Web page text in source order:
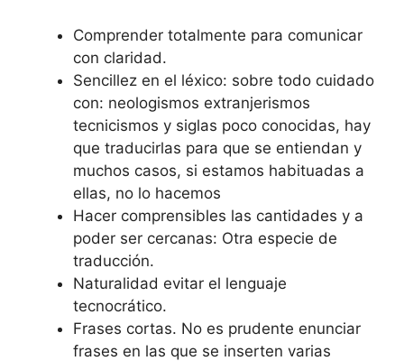
Comprender totalmente para comunicar
con claridad.
Sencillez en el léxico: sobre todo cuidado
con: neologismos extranjerismos
tecnicismos y siglas poco conocidas, hay
que traducirlas para que se entiendan y
muchos casos, si estamos habituadas a
ellas, no lo hacemos
Hacer comprensibles las cantidades y a
poder ser cercanas: Otra especie de
traducción.
Naturalidad evitar el lenguaje
tecnocrático.
Frases cortas. No es prudente enunciar
frases en las que se inserten varias